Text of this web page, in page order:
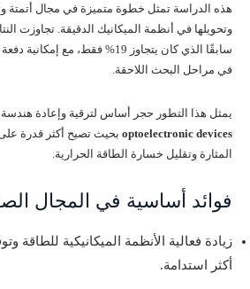
هذه الدراسة تمثل خطوة متميزة في مجال أتمتة
وتحويلها في أنظمة الميكانيك الدقيقة. تجاوزت
في مراحل البحث اللاحقة.
يمثل هذا التطور حجر أساس لترقية وإعادة
optoelectronic devices بحيث تصبح أكثر قدرة
المثارة وتقليل خسارة الطاقة الحرارية.
فوائد أساسية في المجال
زيادة فعالية الأنظمة الميكانيكية للطاقة
أكثر استدامة.